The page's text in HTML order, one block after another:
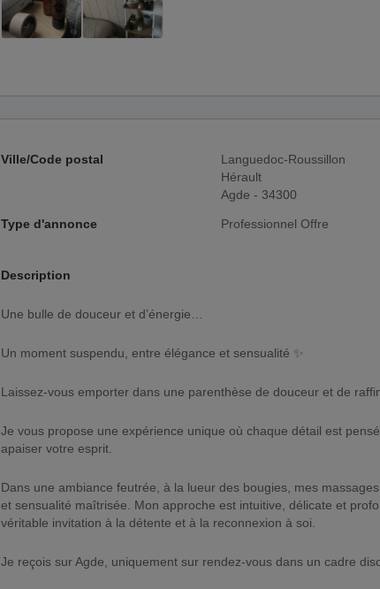
Ville/Code postal
Languedoc-Roussillon
Hérault
Agde - 34300
Type d'annonce Professionnel Offre
Description
Une bulle de douceur et d’énergie…
Un moment suspendu, entre élégance et sensualité ✨
Laissez-vous emporter dans une parenthèse de douceur et de
Je vous propose une expérience unique où chaque détail est
apaiser votre esprit.
Dans une ambiance feutrée, à la lueur des bougies, mes
et sensualité maîtrisée. Mon approche est intuitive, délicate et
véritable invitation à la détente et à la reconnexion à soi.
Je reçois sur Agde, uniquement sur rendez-vous dans un cadre